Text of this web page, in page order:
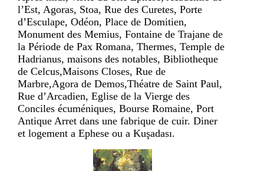
l’Est, Agoras, Stoa, Rue des Curetes, Porte
d’Esculape, Odéon, Place de Domitien,
Monument des Memius, Fontaine de Trajane de
la Période de Pax Romana, Thermes, Temple de
Hadrianus, maisons des notables, Bibliotheque
de Celcus,Maisons Closes, Rue de
Marbre,Agora de Demos,Théatre de Saint Paul,
Rue d’Arcadien, Eglise de la Vierge des
Conciles écuméniques, Bourse Romaine, Port
Antique Arret dans une fabrique de cuir. Diner
et logement a Ephese ou a Kuşadası.